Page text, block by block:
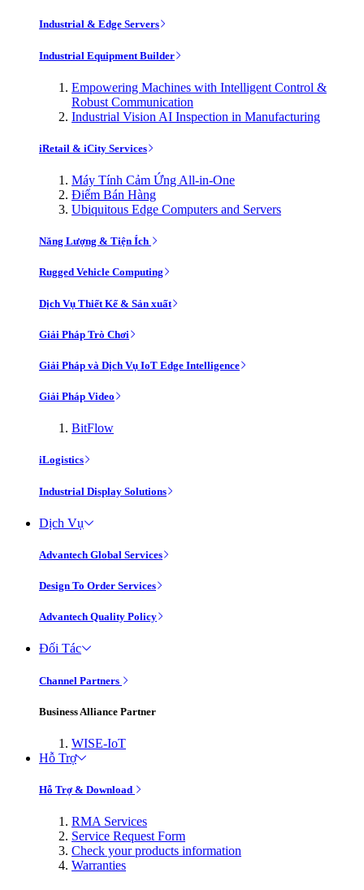
Industrial & Edge Servers
Industrial Equipment Builder
Empowering Machines with Intelligent Control &
Robust Communication
Industrial Vision AI Inspection in Manufacturing
iRetail & iCity Services
Máy Tính Cảm Ứng All-in-One
Điểm Bán Hàng
Ubiquitous Edge Computers and Servers
Năng Lượng & Tiện Ích
Rugged Vehicle Computing
Dịch Vụ Thiết Kế & Sản xuất
Giải Pháp Trò Chơi
Giải Pháp và Dịch Vụ IoT Edge Intelligence
Giải Pháp Video
BitFlow
iLogistics
Industrial Display Solutions
Dịch Vụ
Advantech Global Services
Design To Order Services
Advantech Quality Policy
Đối Tác
Channel Partners
Business Alliance Partner
WISE-IoT
Hỗ Trợ
Hỗ Trợ & Download
RMA Services
Service Request Form
Check your products information
Warranties